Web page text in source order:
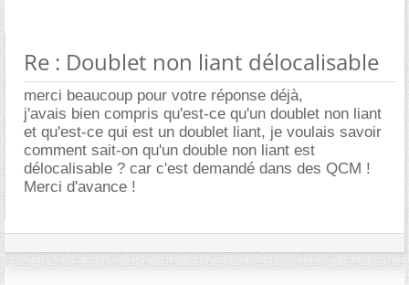
Re : Doublet non liant délocalisable
merci beaucoup pour votre réponse déjà,
j'avais bien compris qu'est-ce qu'un doublet non liant
et qu'est-ce qui est un doublet liant, je voulais savoir
comment sait-on qu'un double non liant est
délocalisable ? car c'est demandé dans des QCM !
Merci d'avance !